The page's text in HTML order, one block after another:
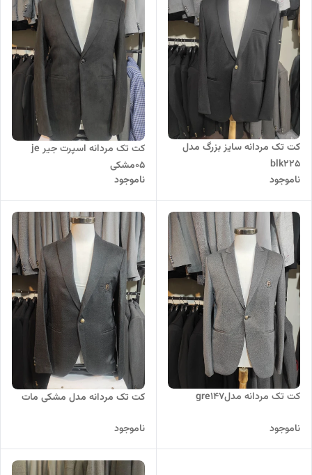
کت تک مردانه سایز بزرگ مدل
blk225
ناموجود
کت تک مردانه اسپرت جیر je
05مشکی
ناموجود
کت تک مردانه مدلgre147
ناموجود
کت تک مردانه مدل مشکی مات
ناموجود